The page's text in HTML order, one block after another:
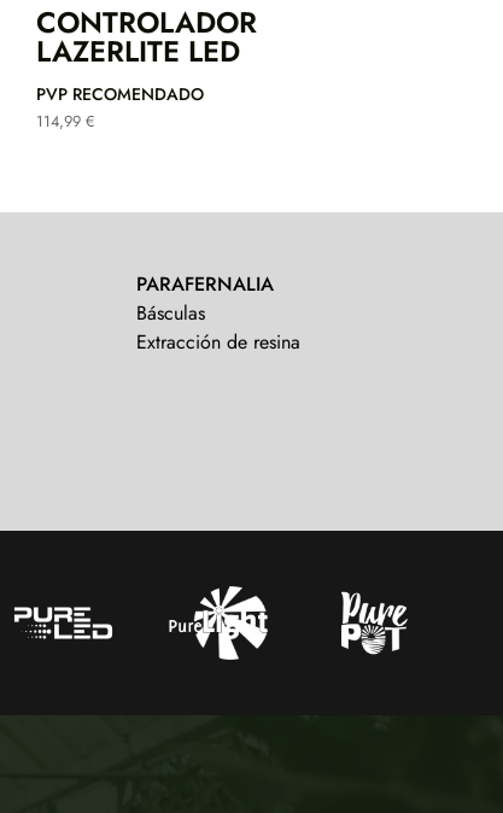
CONTROLADOR
LAZERLITE LED
PVP RECOMENDADO
114,99 €
PARAFERNALIA
Básculas
Extracción de resina